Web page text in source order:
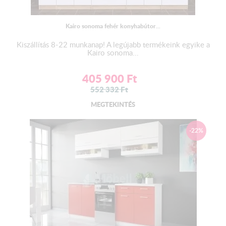
Az alapárNEM tartalmazza a mosogató tálcát!
mosogatótálca szifonnal- lefolyóval.
tartalmazza a LED világítást!
RGB LED szalag , 5 m hosszúságban , öntapadós kivitelben.
Trafóval , kapcsolóval ellátva.
Szín : Színes és Fehér
A LED felszerelésére javasoljuk szakember ( villanyszerelő )
segítségét kérni!
Vízzáró egységcsomag:
Kairo sonoma fehér konyhabútor...
Kiszállítás 8-22 munkanap! A legújabb termékeink egyike a
Kairo sonoma...
405 900 Ft
552 332Ft
MEGTEKINTÉS
-22%